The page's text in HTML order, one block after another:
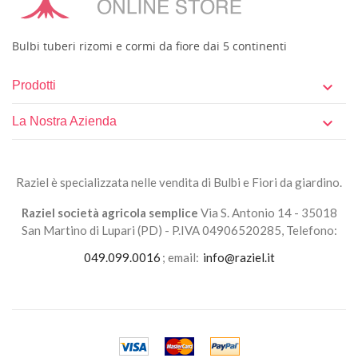
Bulbi tuberi rizomi e cormi da fiore dai 5 continenti
Prodotti 
La Nostra Azienda 
Raziel è specializzata nelle vendita di Bulbi e Fiori da giardino.
Raziel società agricola semplice Via S. Antonio 14 - 35018
San Martino di Lupari (PD) - P.IVA 04906520285, Telefono:
049.099.0016 ; email: info@raziel.it